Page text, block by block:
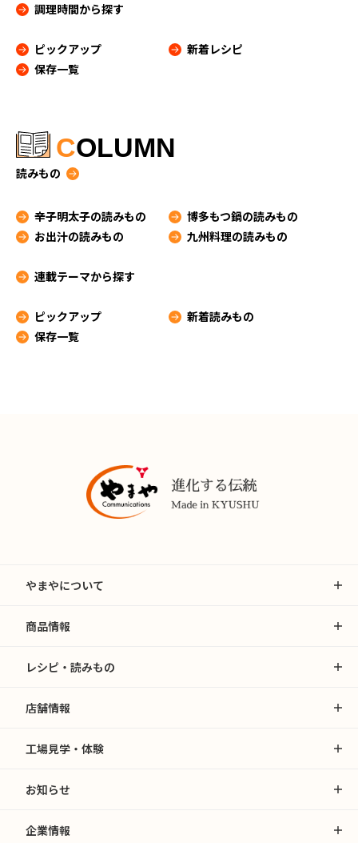
調理時間から探す
ピックアップ
新着レシピ
保存一覧
COLUMN
読みもの
辛子明太子の読みもの
博多もつ鍋の読みもの
お出汁の読みもの
九州料理の読みもの
連載テーマから探す
ピックアップ
新着読みもの
保存一覧
やまやについて
商品情報
レシピ・読みもの
店舗情報
工場見学・体験
お知らせ
企業情報